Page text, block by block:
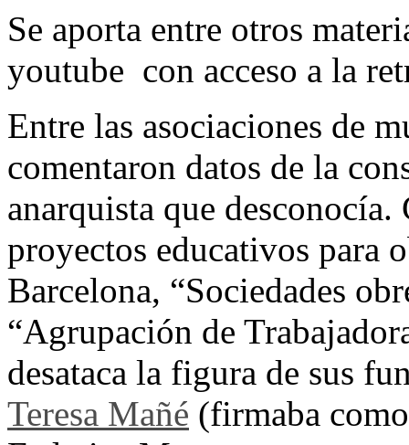
Se aporta entre otros
youtube con acceso a la
Entre las asociaciones de
comentaron datos de la
anarquista que
proyectos educativos para
Barcelona, “Sociedades
“Agrupación de
desataca la figura de sus
Teresa Mañé (firmaba